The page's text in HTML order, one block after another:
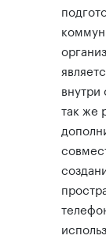
так же